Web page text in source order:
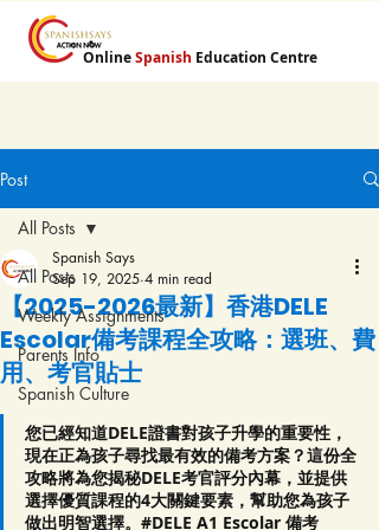
OnlineSpanish Education Centre
Post
All Posts
Weekly Assignments
Parents Info
Spanish Culture
All Posts
【2025-2026最新】香港DELE
Escolar備考課程全攻略：選班、費
用、考官貼士
Spanish Says
Sep 19, 2025 4 min read
您已經知道DELE證書對孩子升學的重要性，
現在正為孩子尋找最有效的備考方案？這份全
攻略將為您揭秘DELE考官評分內幕，並提供
選擇優質課程的4大關鍵要素，幫助您為孩子
做出明智選擇。#DELE A1 Escolar 備考